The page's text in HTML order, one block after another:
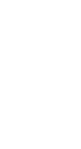
되는
복구
어 있
공